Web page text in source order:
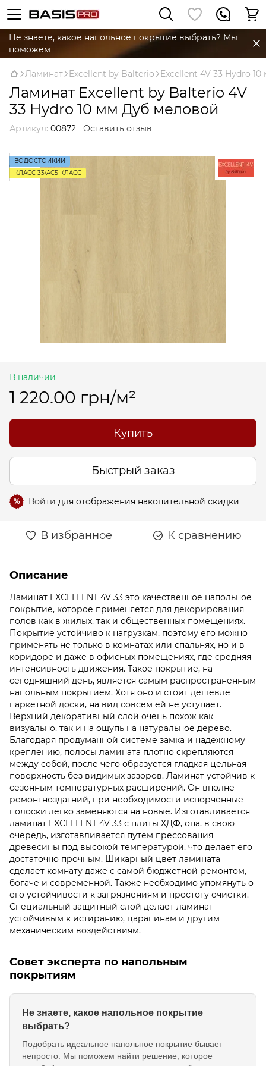
Не знаете, какое напольное покрытие выбрать? Мы
поможем
Ламинат Excellent by Balterio Excellent 4V 33 Hydro 10
Ламинат Excellent by Balterio 4V
33 Hydro 10 мм Дуб меловой
Артикул: 00872 Оставить отзыв
ВОДОСТОЙКИЙ
КЛАСС 33/AC5 КЛАСС
В наличии
1 220.00 грн/м²
Купить
Быстрый заказ
% Войти для отображения накопительной скидки
В избранное К сравнению
Описание
Ламинат EXCELLENT 4V 33 это качественное напольное
покрытие, которое применяется для декорирования
полов как в жилых, так и общественных помещениях.
Покрытие устойчиво к нагрузкам, поэтому его можно
применять не только в комнатах или спальнях, но и в
коридоре и даже в офисных помещениях, где средняя
интенсивность движения. Такое покрытие, на
сегодняшний день, является самым распространенным
напольным покрытием. Хотя оно и стоит дешевле
паркетной доски, на вид совсем ей не уступает.
Верхний декоративный слой очень похож как
визуально, так и на ощупь на натуральное дерево.
Благодаря продуманной системе замка и надежному
креплению, полосы ламината плотно скрепляются
между собой, после чего образуется гладкая цельная
поверхность без видимых зазоров. Ламинат устойчив к
сезонным температурных расширений. Он вполне
ремонтноздатний, при необходимости испорченные
полоски легко заменяются на новые. Изготавливается
ламинат EXCELLENT 4V 33 с плиты ХДФ, она, в свою
очередь, изготавливается путем прессования
древесины под высокой температурой, что делает его
достаточно прочным. Шикарный цвет ламината
сделает комнату даже с самой бюджетной ремонтом,
богаче и современной. Также необходимо упомянуть о
его устойчивости к загрязнениям и простоту очистки.
Специальный защитный слой делает ламинат
устойчивым к истиранию, царапинам и другим
механическим воздействиям.
Совет эксперта по напольным
покрытиям
Не знаете, какое напольное покрытие
выбрать?
Подобрать идеальное напольное покрытие бывает
непросто. Мы поможем найти решение, которое